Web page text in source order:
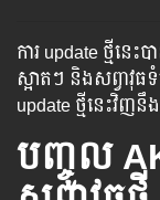
ការ update ថ្មីនេះ
ស្អាតៗ និងសព្វាវុធ
update ថ្មីនេះវិញនឹ
បញ្ចូល